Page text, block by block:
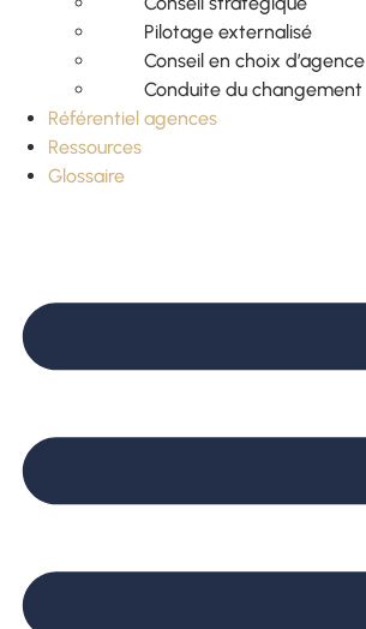
Pilotage externalisé
Conseil en choix d’agence
Conduite du changement
Référentiel agences
Ressources
Glossaire